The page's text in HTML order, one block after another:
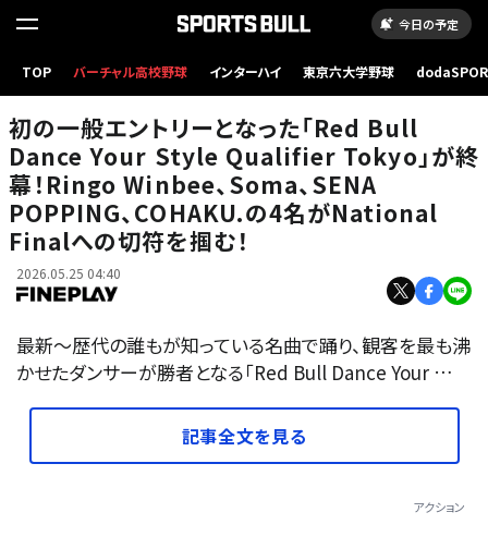
今日の予定
TOP バーチャル高校野球 インターハイ 東京六大学野球
初の一般エントリーとなった「Red Bull
Dance Your Style Qualifier Tokyo」が終
幕！Ringo Winbee、Soma、SENA
POPPING、COHAKU.の4名がNational
Finalへの切符を掴む！
2026.05.25 04:40
最新〜歴代の誰もが知っている名曲で踊り、観客を最も沸
かせたダンサーが勝者となる「Red Bull Dance Your …
記事全文を見る
アクション